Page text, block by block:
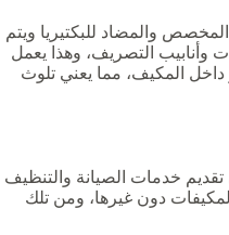
والمضاد للبكتيريا ويتم
وأنابيب التصريف، وهذا يعمل
داخل المكيف، مما يعني تلوث
خدمات الصيانة والتنظيف
دون غيرها، ومن تلك